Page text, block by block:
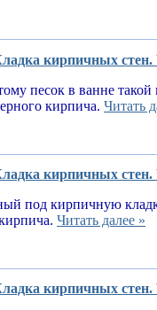
кирпичных стен.
песок в ванне
кирпича. Читать
кирпичных стен.
под кирпичную
Читать далее »
кирпичных стен.